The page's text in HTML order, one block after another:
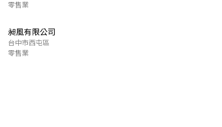
零售業
昶風有限公司
台中市西屯區
零售業